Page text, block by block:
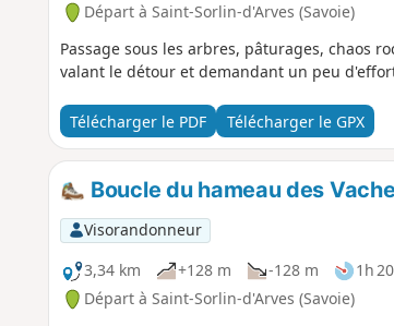
Départ à Saint-Sorlin-d'Arves (Savoie)
Passage sous les arbres, pâturages, chaos
valant le détour et demandant un peu
Télécharger le PDF Télécharger le GPX
Boucle du hameau des
Visorandonneur
3,34 km
+128 m -128 m 1h 20
Départ à Saint-Sorlin-d'Arves (Savoie)